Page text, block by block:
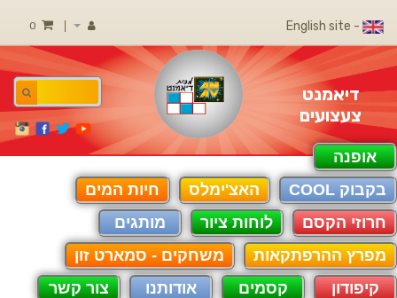
- English site
דיאמנט
צעצועים
אופנה
בקבוק COOL
האצ'ימלס
חיות המים
חרוזי הקסם
לוחות ציור
מותגים
מפרץ ההרפתקאות
משחקים - סמארט זון
קיפודון
קסמים אודותנו צור קשר